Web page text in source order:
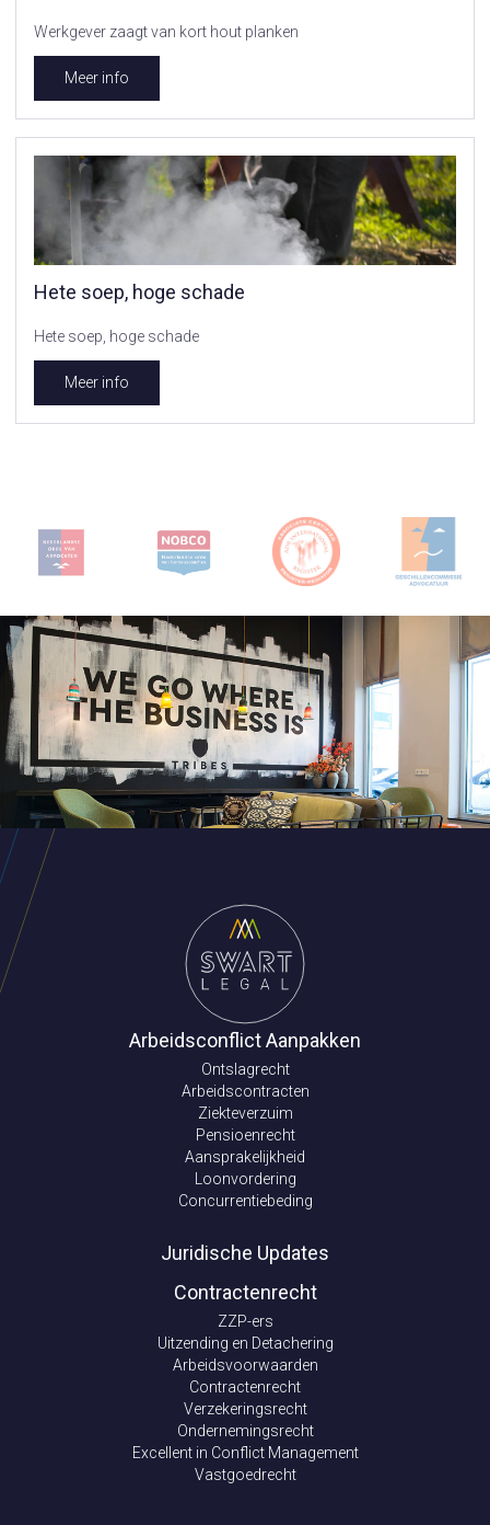
Werkgever zaagt van kort hout planken
Meer info
Hete soep, hoge schade
Hete soep, hoge schade
Meer info
Arbeidsconflict Aanpakken
Ontslagrecht
Arbeidscontracten
Ziekteverzuim
Pensioenrecht
Aansprakelijkheid
Loonvordering
Concurrentiebeding
Juridische Updates
Contractenrecht
ZZP-ers
Uitzending en Detachering
Arbeidsvoorwaarden
Contractenrecht
Verzekeringsrecht
Ondernemingsrecht
Excellent in Conflict Management
Vastgoedrecht